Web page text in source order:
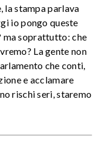
la stampa parlava
io pongo queste
ma soprattutto: che
La gente non
che conti,
e acclamare
rischi seri, staremo